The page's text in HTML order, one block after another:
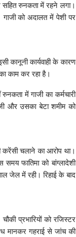
रुनकता में रहने लगा।
को अदालत में पेशी पर
कानूनी कार्यवाही के कारण
काम कर रहा है।
में गाजी का कर्मचारी
और उसका बेटा शमीम को
करेंसी चलाने का आरोप था।
फातिमा को बांग्लादेशी
जेल में रही। रिहाई के बाद
प्रभारियों को रजिस्टर
मानकर गहराई से जांच की